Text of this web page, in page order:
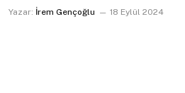
Yazar: İrem Gençoğlu 18 Eylül 2024